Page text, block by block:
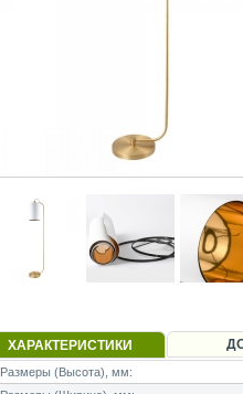
ХАРАКТЕРИСТИКИ
Размеры (Высота), мм: